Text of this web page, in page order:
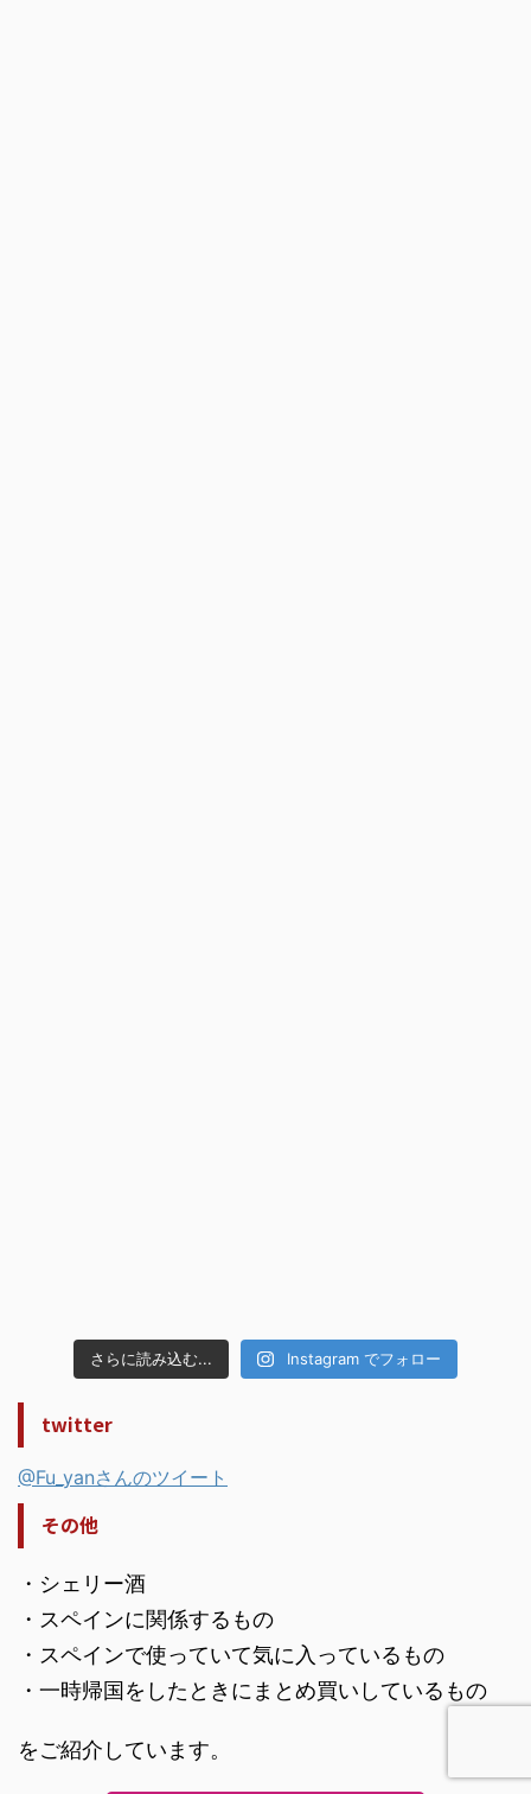
さらに読み込む... Instagram でフォロー
twitter
@Fu_yanさんのツイート
その他
・シェリー酒
・スペインに関係するもの
・スペインで使っていて気に入っているもの
・一時帰国をしたときにまとめ買いしているもの
をご紹介しています。